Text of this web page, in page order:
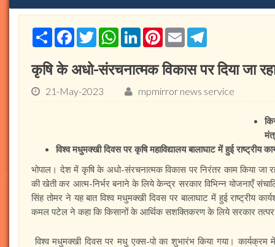
ShareFacebook
TwitterWhatsApp
LinkedInPinterest
Email
कृषि के अधो-संरचनात्मक विकास पर दिया जा
21-May-2023 mpmirror news service
विश्व मधुमक्खी दिवस पर कृषि महाविद्यालय बालाघाट में हुई राष्ट्रीय
भोपाल। देश में कृषि के अधो-संरचनात्मक विकास पर निरंतर काम किया जा
की खेती कर आत्म-निर्भर बनाने के लिये केन्द्र सरकार विभिन्न योजनाएँ
सिंह तोमर ने यह बात विश्व मधुमक्खी दिवस पर बालाघाट में हुई राष्ट्रीय
कमल पटेल ने कहा कि किसानों के आर्थिक सशक्तिकरण के लिये सरकार तत्पर
विश्व मधुमक्खी दिवस पर मधु एक्स-पो का शुभारंभ किया गया।